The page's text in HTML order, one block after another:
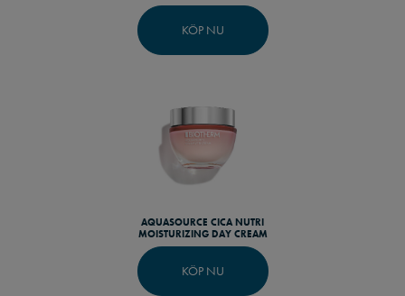
KÖP NU
AQUASOURCE CICA NUTRI
MOISTURIZING DAY CREAM
KÖP NU